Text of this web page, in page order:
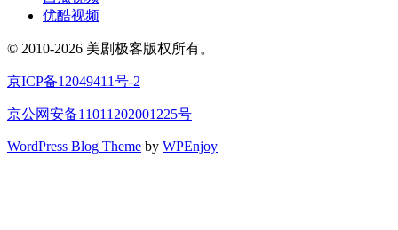
优酷视频
© 2010-2026 美剧极客版权所有。
京ICP备12049411号-2
京公网安备11011202001225号
WordPress Blog Theme by WPEnjoy